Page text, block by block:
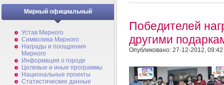
Мирный официальный
Устав Мирного
Символика Мирного
Награды и поощрения
Мирного
Информация о городе
Целевые и иные программы
Национальные проекты
Статистические данные
Победителей
другими
Опубликовано: 27-12-2012, 09:42